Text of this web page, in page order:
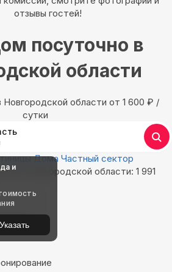
отзывы гостей!
посуточно в
области
Новгородской области oт 1 600 ₽ /
сутки
Дома Частный сектор
в Новгородской области: 1 991
и
Указать